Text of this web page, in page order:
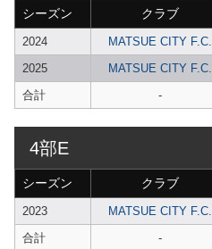
シーズン クラブ
2024 MATSUE CITY F.C.
2025
MATSUE CITY F.C.
合計
-
4部E
シーズン クラブ
2023 MATSUE CITY F.C.
合計
-